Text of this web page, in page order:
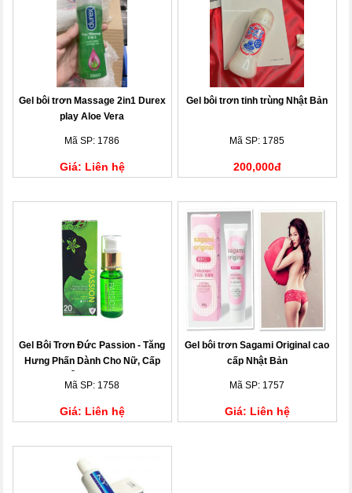
Gel bôi trơn Massage 2in1 Durex
play Aloe Vera
Mã SP: 1786
Giá: Liên hệ
Gel bôi trơn tinh trùng Nhật Bản
Mã SP: 1785
200,000đ
Gel Bôi Trơn Đức Passion - Tăng
Hưng Phấn Dành Cho Nữ, Cấp
Mã SP: 1758
Giá: Liên hệ
Gel bôi trơn Sagami Original cao
cấp Nhật Bản
Mã SP: 1757
Giá: Liên hệ